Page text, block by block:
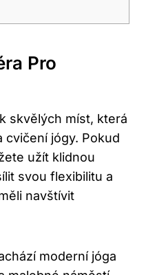
Pro
skvělých míst, která⁢
cvičení jógy. Pokud
užít klidnou
svou flexibilitu⁤ a
navštívit
moderní jóga​